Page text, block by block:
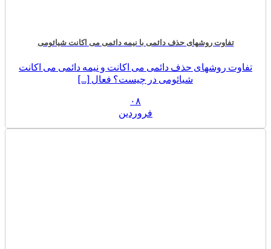
تفاوت روشهای حذف دائمی با نیمه دائمی می اکانت شیائومی
تفاوت روشهای حذف دائمی می اکانت و نیمه دائمی می اکانت
شیائومی در چیست؟ فعال [...]
۰۸
فروردین